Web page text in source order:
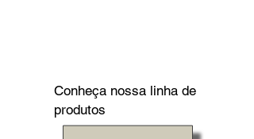
Conheça nossa linha de
produtos